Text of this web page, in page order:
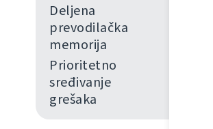
Deljena
prevodilačka
memorija
Prioritetno
sređivanje
grešaka